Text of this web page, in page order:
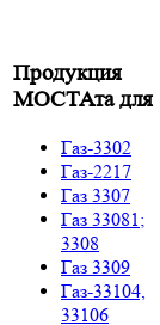
Продукция
МОСТАта для
Газ-3302
Газ-2217
Газ 3307
Газ 33081;
3308
Газ 3309
Газ-33104,
33106